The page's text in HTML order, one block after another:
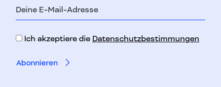
Mail-
Ich akzeptiere die Datenschutzbestimmungen